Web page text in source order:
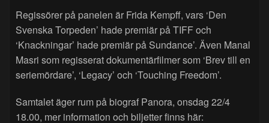
Regissörer på panelen är Frida Kempff, vars ‘Den
Svenska Torpeden’ hade premiär på TIFF och
‘Knackningar’ hade premiär på Sundance’. Även Manal
Masri som regisserat dokumentärfilmer som ‘Brev till en
seriemördare’, ‘Legacy’ och ‘Touching Freedom’.
Samtalet äger rum på biograf Panora, onsdag 22/4
18.00, mer information och biljetter finns här: